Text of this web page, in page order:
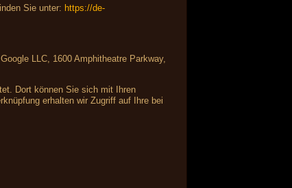
Sie unter: https://de-
LLC, 1600 Amphitheatre Parkway,
Dort können Sie sich mit Ihren
erhalten wir Zugriff auf Ihre bei